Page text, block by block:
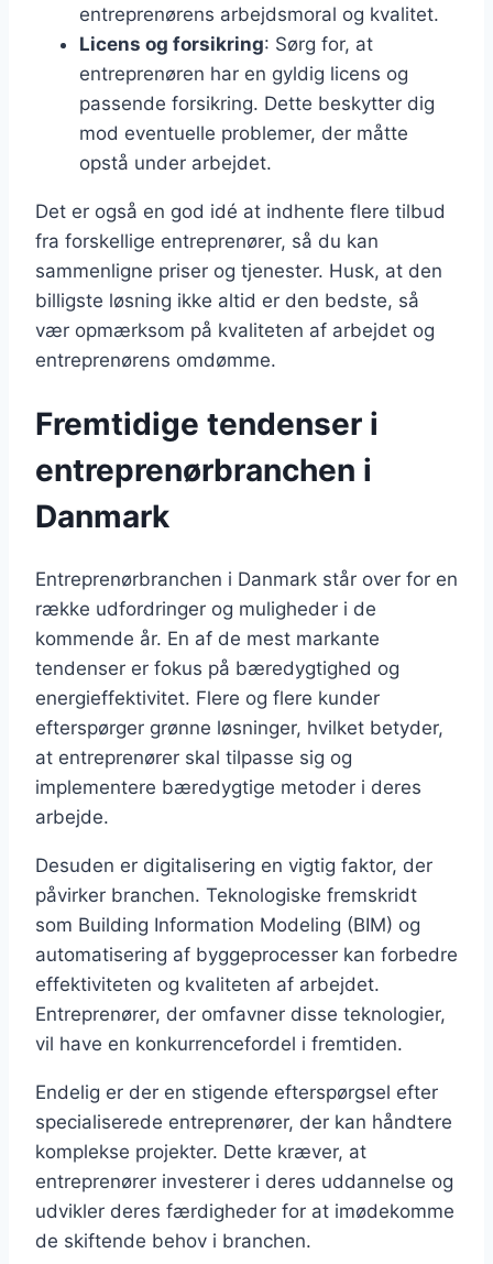
entreprenørens arbejdsmoral og kvalitet.
Licens og forsikring: Sørg for, at
entreprenøren har en gyldig licens og
passende forsikring. Dette beskytter dig
mod eventuelle problemer, der måtte
opstå under arbejdet.
Det er også en god idé at indhente flere tilbud
fra forskellige entreprenører, så du kan
sammenligne priser og tjenester. Husk, at den
billigste løsning ikke altid er den bedste, så
vær opmærksom på kvaliteten af arbejdet og
entreprenørens omdømme.
Fremtidige tendenser i
entreprenørbranchen i
Danmark
Entreprenørbranchen i Danmark står over for en
række udfordringer og muligheder i de
kommende år. En af de mest markante
tendenser er fokus på bæredygtighed og
energieffektivitet. Flere og flere kunder
efterspørger grønne løsninger, hvilket betyder,
at entreprenører skal tilpasse sig og
implementere bæredygtige metoder i deres
arbejde.
Desuden er digitalisering en vigtig faktor, der
påvirker branchen. Teknologiske fremskridt
som Building Information Modeling (BIM) og
automatisering af byggeprocesser kan forbedre
effektiviteten og kvaliteten af arbejdet.
Entreprenører, der omfavner disse teknologier,
vil have en konkurrencefordel i fremtiden.
Endelig er der en stigende efterspørgsel efter
specialiserede entreprenører, der kan håndtere
komplekse projekter. Dette kræver, at
entreprenører investerer i deres uddannelse og
udvikler deres færdigheder for at imødekomme
de skiftende behov i branchen.